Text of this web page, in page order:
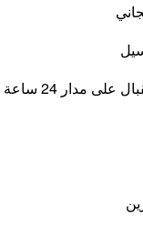
مدار 24 ساعة